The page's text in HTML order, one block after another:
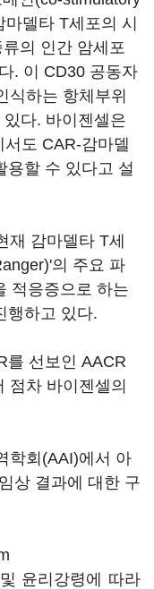
델타 T세포의 시
의 인간 암세포
. 이 CD30 공동자
식하는 항체부위
다. 바이젠셀은
도 CAR-감마델
용할 수 있다고 설
재 감마델타 T세
의 주요 파
적응증으로 하는
행하고 있다.
를 선보인 AACR
점차 바이젠셀의
학회(AAI)에서 아
상 결과에 대한 구
윤리강령에 따라